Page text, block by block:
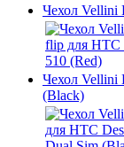
Чехол Vellini
Чехол Vellini
(Black)